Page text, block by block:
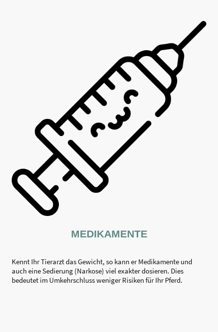
MEDIKAMENTE
Kennt Ihr Tierarzt das Gewicht, so kann er Medikamente und
auch eine Sedierung (Narkose) viel exakter dosieren. Dies
bedeutet im Umkehrschluss weniger Risiken für Ihr Pferd.